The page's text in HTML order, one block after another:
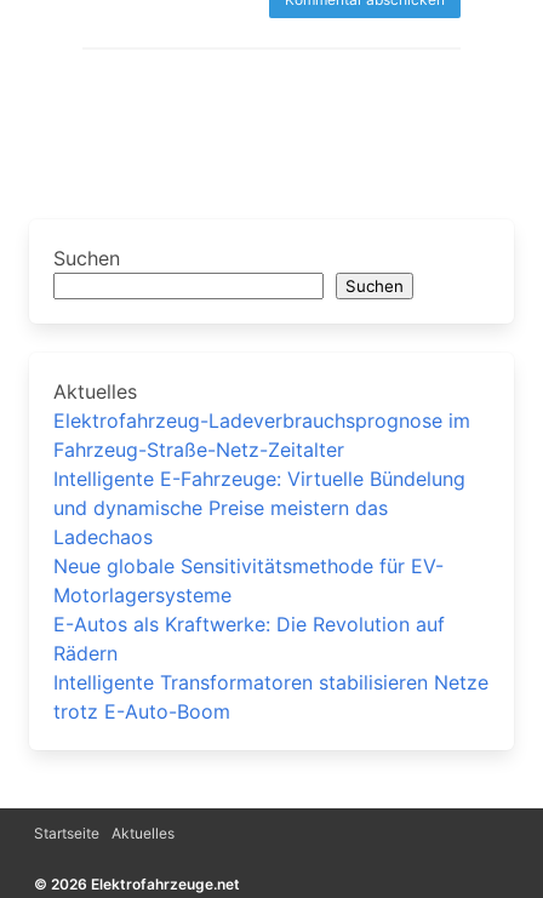
Suchen
Suchen
Aktuelles
Elektrofahrzeug-Ladeverbrauchsprognose im
Fahrzeug-Straße-Netz-Zeitalter
Intelligente E-Fahrzeuge: Virtuelle Bündelung
und dynamische Preise meistern das
Ladechaos
Neue globale Sensitivitätsmethode für EV-
Motorlagersysteme
E-Autos als Kraftwerke: Die Revolution auf
Rädern
Intelligente Transformatoren stabilisieren Netze
trotz E-Auto-Boom
​​Startseite Aktuelles
© 2026 Elektrofahrzeuge.net